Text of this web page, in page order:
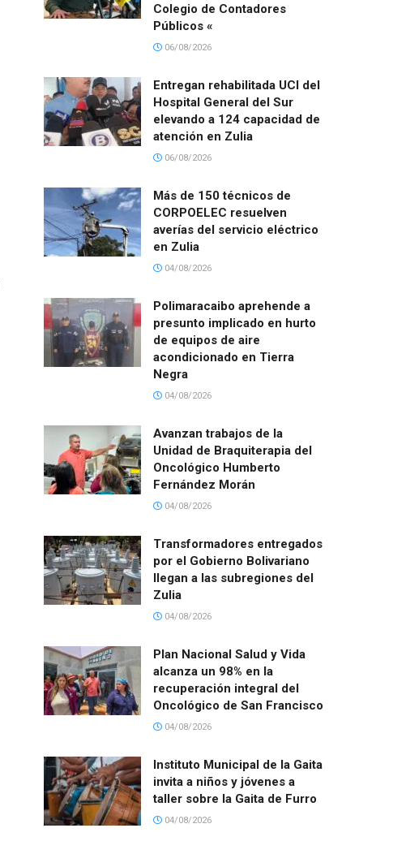
Colegio de Contadores
Públicos «
06/08/2026
Entregan rehabilitada UCI del
Hospital General del Sur
elevando a 124 capacidad de
atención en Zulia
06/08/2026
Más de 150 técnicos de
CORPOELEC resuelven
averías del servicio eléctrico
en Zulia
04/08/2026
Polimaracaibo aprehende a
presunto implicado en hurto
de equipos de aire
acondicionado en Tierra
Negra
04/08/2026
Avanzan trabajos de la
Unidad de Braquiterapia del
Oncológico Humberto
Fernández Morán
04/08/2026
Transformadores entregados
por el Gobierno Bolivariano
llegan a las subregiones del
Zulia
04/08/2026
Plan Nacional Salud y Vida
alcanza un 98% en la
recuperación integral del
Oncológico de San Francisco
04/08/2026
Instituto Municipal de la Gaita
invita a niños y jóvenes a
taller sobre la Gaita de Furro
04/08/2026